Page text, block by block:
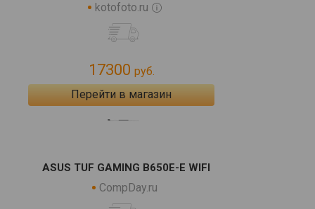
kotofoto.ru
17300 руб.
Перейти в магазин
ASUS TUF GAMING B650E-E WIFI
CompDay.ru